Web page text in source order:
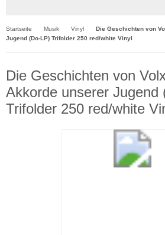
Startseite Musik Vinyl
Die Geschichten von
Jugend (Do-LP) Trifolder 250 red/white Vinyl
Die Geschichten von
Akkorde unserer Jugend
Trifolder 250 red/white